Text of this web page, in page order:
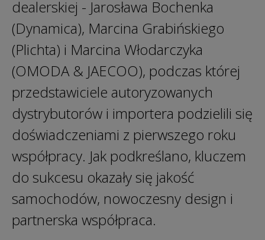
dealerskiej - Jarosława Bochenka
(Dynamica), Marcina Grabińskiego
(Plichta) i Marcina Włodarczyka
(OMODA & JAECOO), podczas której
przedstawiciele autoryzowanych
dystrybutorów i importera podzielili się
doświadczeniami z pierwszego roku
współpracy. Jak podkreślano, kluczem
do sukcesu okazały się jakość
samochodów, nowoczesny design i
partnerska współpraca.